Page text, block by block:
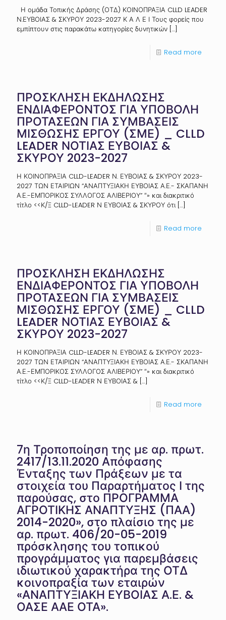
Η ομάδα Τοπικής Δράσης (ΟΤΔ) ΚΟΙΝΟΠΡΑΞΙΑ CLLD LEADER
Ν.ΕΥΒΟΙΑΣ & ΣΚΥΡΟΥ 2023-2027 Κ Α Λ Ε Ι Τους φορείς που
εμπίπτουν στις παρακάτω κατηγορίες δυνητικών […]
Read more
ΠΡΟΣΚΛΗΣΗ ΕΚΔΗΛΩΣΗΣ
ΕΝΔΙΑΦΕΡΟΝΤΟΣ ΓΙΑ ΥΠΟΒΟΛΗ
ΠΡΟΤΑΣΕΩΝ ΓΙΑ ΣΥΜΒΑΣΕΙΣ
ΜΙΣΘΩΣΗΣ ΕΡΓΟΥ (ΣΜΕ) _ CLLD
LEADER ΝΟΤΙΑΣ ΕΥΒΟΙΑΣ &
ΣΚΥΡΟΥ 2023-2027
Η ΚΟΙΝΟΠΡΑΞΙΑ CLLD-LEADER Ν. ΕΥΒΟΙΑΣ & ΣΚΥΡΟΥ 2023-
2027 ΤΩΝ ΕΤΑΙΡΙΩΝ “ΑΝΑΠΤΥΞΙΑΚΗ ΕΥΒΟΙΑΣ Α.Ε.- ΣΚΑΠΑΝΗ
Α.Ε.-ΕΜΠΟΡΙΚΟΣ ΣΥΛΛΟΓΟΣ ΑΛΙΒΕΡΙΟΥ” ″» και διακριτικό
τίτλο <<Κ/Ξ CLLD-LEADER Ν ΕΥΒΟΙΑΣ & ΣΚΥΡΟΥ ότι[…]
Read more
ΠΡΟΣΚΛΗΣΗ ΕΚΔΗΛΩΣΗΣ
ΕΝΔΙΑΦΕΡΟΝΤΟΣ ΓΙΑ ΥΠΟΒΟΛΗ
ΠΡΟΤΑΣΕΩΝ ΓΙΑ ΣΥΜΒΑΣΕΙΣ
ΜΙΣΘΩΣΗΣ ΕΡΓΟΥ (ΣΜΕ) _ CLLD
LEADER ΝΟΤΙΑΣ ΕΥΒΟΙΑΣ &
ΣΚΥΡΟΥ 2023-2027
Η ΚΟΙΝΟΠΡΑΞΙΑ CLLD-LEADER Ν. ΕΥΒΟΙΑΣ & ΣΚΥΡΟΥ 2023-
2027 ΤΩΝ ΕΤΑΙΡΙΩΝ “ΑΝΑΠΤΥΞΙΑΚΗ ΕΥΒΟΙΑΣ Α.Ε.- ΣΚΑΠΑΝΗ
Α.Ε.-ΕΜΠΟΡΙΚΟΣ ΣΥΛΛΟΓΟΣ ΑΛΙΒΕΡΙΟΥ” ″» και διακριτικό
τίτλο <<Κ/Ξ CLLD-LEADER Ν ΕΥΒΟΙΑΣ & […]
Read more
7η Τροποποίηση της με αρ. πρωτ.
2417/13.11.2020 Απόφασης
Ένταξης των Πράξεων με τα
στοιχεία του Παραρτήματος Ι της
παρούσας, στο ΠΡΟΓΡΑΜΜΑ
ΑΓΡΟΤΙΚΗΣ ΑΝΑΠΤΥΞΗΣ (ΠΑΑ)
2014-2020», στο πλαίσιο της με
αρ. πρωτ. 406/20-05-2019
πρόσκλησης του τοπικού
προγράμματος για παρεμβάσεις
ιδιωτικού χαρακτήρα της ΟΤΔ
κοινοπραξία των εταιρών
«ΑΝΑΠΤΥΞΙΑΚΗ ΕΥΒΟΙΑΣ Α.Ε. &
ΟΑΣΕ ΑΑΕ ΟΤΑ».